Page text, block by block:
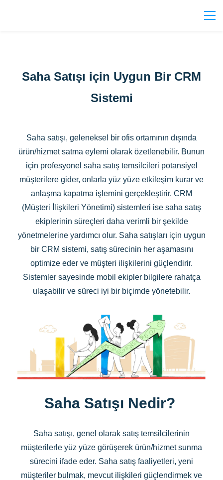
Saha Satışı için Uygun Bir CRM
Sistemi
Saha satışı, geleneksel bir ofis ortamının dışında
ürün/hizmet satma eylemi olarak özetlenebilir. Bunun
için profesyonel saha satış temsilcileri potansiyel
müşterilere gider, onlarla yüz yüze etkileşim kurar ve
anlaşma kapatma işlemini gerçekleştirir. CRM
(Müşteri İlişkileri Yönetimi) sistemleri ise saha satış
ekiplerinin süreçleri daha verimli bir şekilde
yönetmelerine yardımcı olur. Saha satışları için uygun
bir CRM sistemi, satış sürecinin her aşamasını
optimize eder ve müşteri ilişkilerini güçlendirir.
Sistemler sayesinde mobil ekipler bilgilere rahatça
ulaşabilir ve süreci iyi bir biçimde yönetebilir.
Saha Satışı Nedir?
Saha satışı, genel olarak satış temsilcilerinin
müşterilerle yüz yüze görüşerek ürün/hizmet sunma
sürecini ifade eder. Saha satış faaliyetleri, yeni
müşteriler bulmak, mevcut ilişkileri güçlendirmek ve